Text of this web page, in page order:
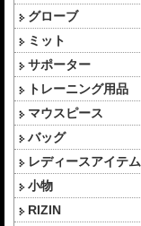
グローブ
ミット
サポーター
トレーニング用品
マウスピース
バッグ
レディースアイテム
小物
RIZIN